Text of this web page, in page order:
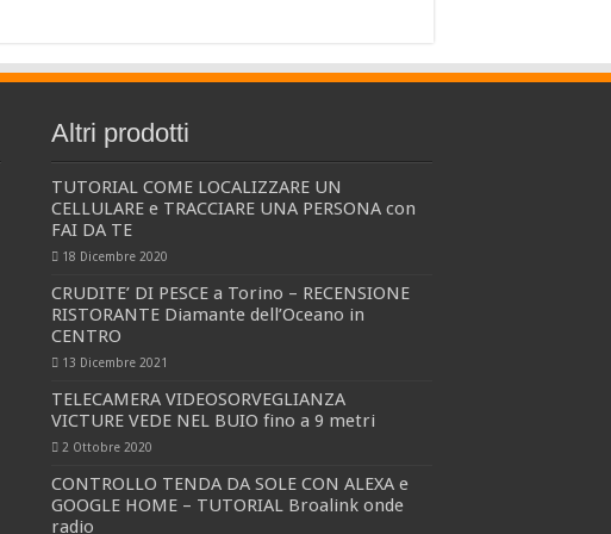
Altri prodotti
TUTORIAL COME LOCALIZZARE UN
CELLULARE e TRACCIARE UNA PERSONA con
FAI DA TE
18 Dicembre 2020
CRUDITE’ DI PESCE a Torino – RECENSIONE
RISTORANTE Diamante dell’Oceano in
CENTRO
13 Dicembre 2021
TELECAMERA VIDEOSORVEGLIANZA
VICTURE VEDE NEL BUIO fino a 9 metri
2 Ottobre 2020
CONTROLLO TENDA DA SOLE CON ALEXA e
GOOGLE HOME – TUTORIAL Broalink onde
radio